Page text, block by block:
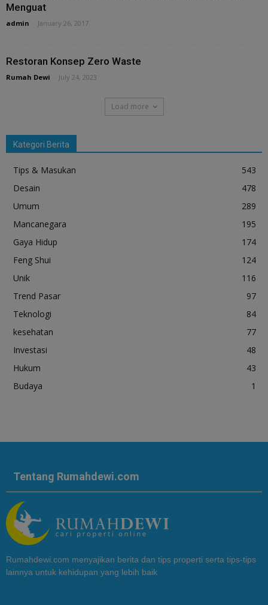
Menguat
admin January 26, 2017
Restoran Konsep Zero Waste
Rumah Dewi July 24, 2023
Load more
Kategori Berita
Tips & Masukan
543
Desain
478
Umum
289
Mancanegara
195
Gaya Hidup
174
Feng Shui
124
Unik
116
Trend Pasar
97
Teknologi
84
kesehatan
77
Investasi
48
Hukum
43
Budaya
1
Tentang Rumahdewi.com
Rumahdewi.com menyajikan berita dan tips properti serta tips-tips
lainnya untuk kehidupan yang lebih baik